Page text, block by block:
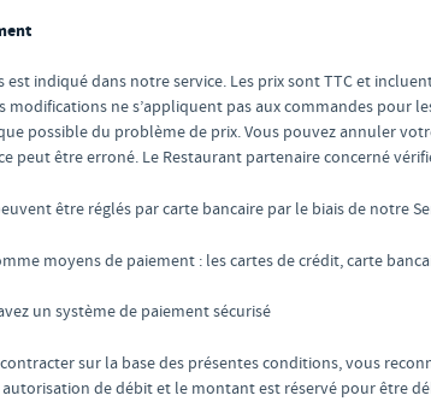
est indiqué dans notre service. Les prix sont TTC et
modifications ne s’appliquent pas aux commandes pour
possible du problème de prix. Vous pouvez annuler
peut être erroné. Le Restaurant partenaire concerné
être réglés par carte bancaire par le biais de notre
moyens de paiement : les cartes de crédit, carte
un système de paiement sécurisé
sur la base des présentes conditions, vous
de débit et le montant est réservé pour être